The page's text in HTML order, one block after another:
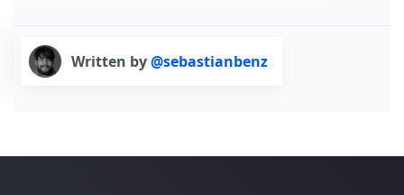
Written by@sebastianbenz